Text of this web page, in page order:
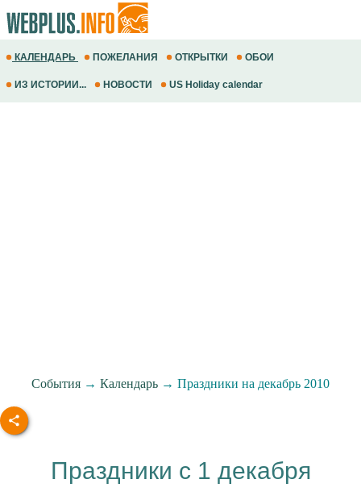
КАЛЕНДАРЬ ПОЖЕЛАНИЯ ОТКРЫТКИ ОБОИ
ИЗ ИСТОРИИ... НОВОСТИ US Holiday calendar
События → Календарь → Праздники на декабрь 2010
Праздники с 1 декабря